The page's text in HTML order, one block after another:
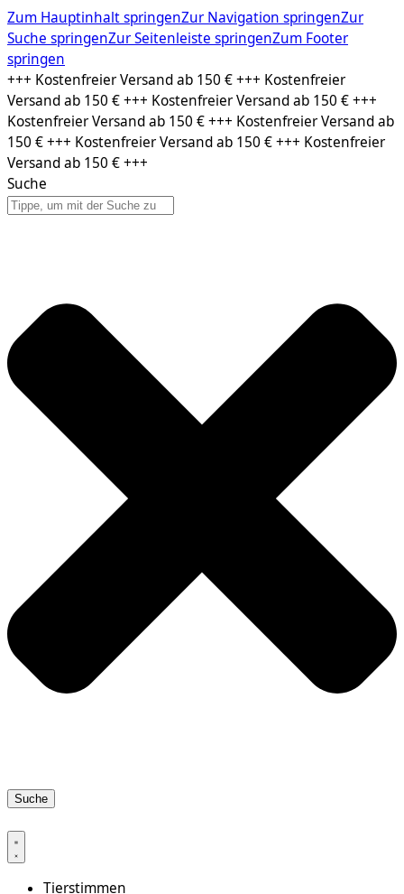
Zum Hauptinhalt springenZur Navigation springenZur
Suche springenZur Seitenleiste springenZum Footer
springen
Zum
Inhalt
springen
+++ Kostenfreier Versand ab 150 € +++ Kostenfreier
Versand ab 150 € +++ Kostenfreier Versand ab 150 € +++
Kostenfreier Versand ab 150 € +++ Kostenfreier Versand ab
150 € +++ Kostenfreier Versand ab 150 € +++ Kostenfreier
Versand ab 150 € +++
Suche
Suche
Tierstimmen